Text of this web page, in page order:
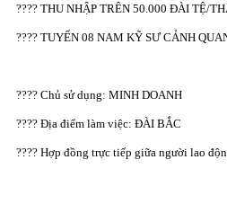
???? THU NHẬP TRÊN 50.000 ĐÀI TỆ/
???? TUYỂN 08 NAM KỸ SƯ CẢNH
???? Chủ sử dụng: MINH DOANH
???? Địa điểm làm việc: ĐÀI BẮC
???? Hợp đồng trực tiếp giữa người lao